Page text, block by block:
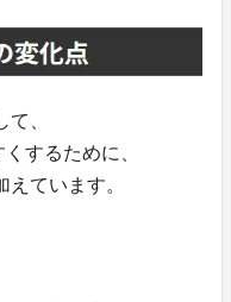
、
するために、
ています。